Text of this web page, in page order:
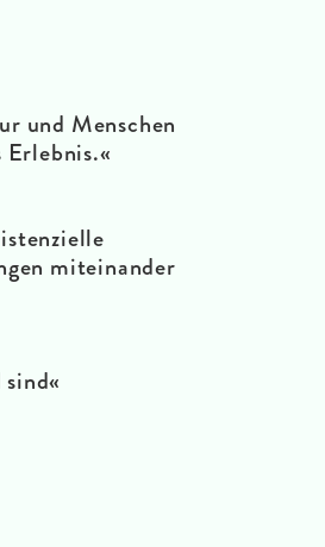
und Menschen
miteinander